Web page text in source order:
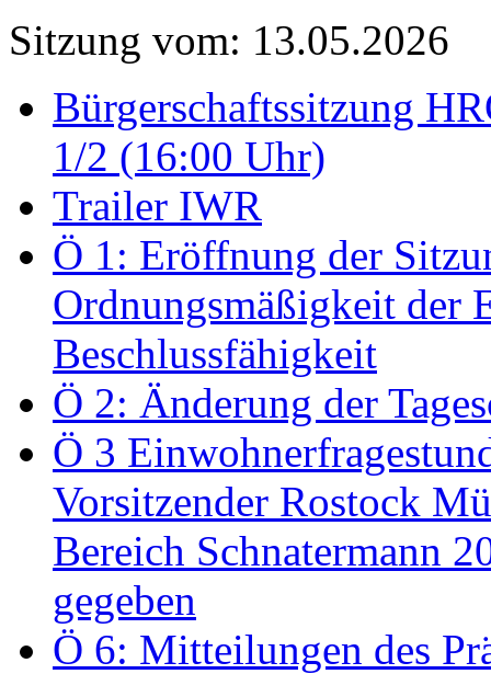
Sitzung vom: 13.05.2026
Bürgerschaftssitzung
1/2 (16:00 Uhr)
Trailer IWR
Ö 1: Eröffnung der
Ordnungsmäßigkeit der
Beschlussfähigkeit
Ö 2: Änderung der
Ö 3
Vorsitzender Rostock
Bereich Schnatermann
gegeben
Ö 6: Mitteilungen des